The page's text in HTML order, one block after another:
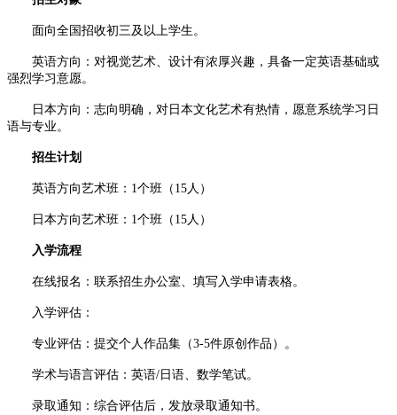
面向全国招收初三及以上学生。
英语方向：对视觉艺术、设计有浓厚兴趣，具备一定英语基础或
强烈学习意愿。
日本方向：志向明确，对日本文化艺术有热情，愿意系统学习日
语与专业。
招生计划
英语方向艺术班：1个班（15人）
日本方向艺术班：1个班（15人）
入学流程
在线报名：联系招生办公室、填写入学申请表格。
入学评估：
专业评估：提交个人作品集（3-5件原创作品）。
学术与语言评估：英语/日语、数学笔试。
录取通知：综合评估后，发放录取通知书。